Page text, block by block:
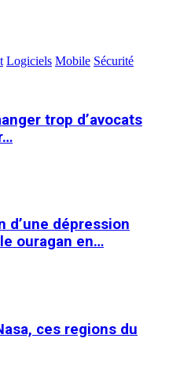
Logiciels Mobile Sécurité
trop d’avocats
d’une dépression
ouragan en…
ces regions du